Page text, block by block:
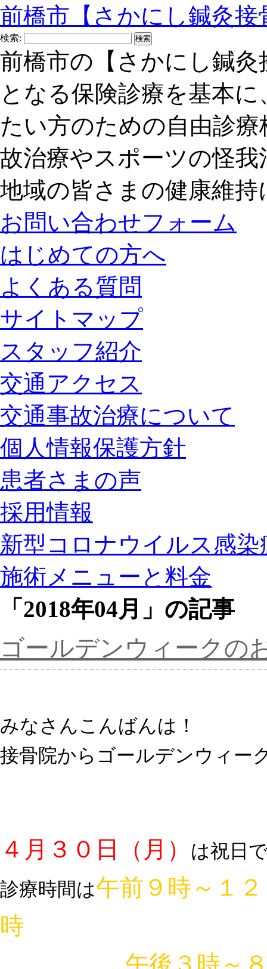
前橋市【さかにし鍼灸接
検索:
前橋市の【さかにし鍼
となる保険診療を基本
たい方のための自由診
故治療やスポーツの怪
地域の皆さまの健康維
お問い合わせフォーム
はじめての方へ
よくある質問
サイトマップ
スタッフ紹介
交通アクセス
交通事故治療について
個人情報保護方針
患者さまの声
採用情報
新型コロナウイルス感
施術メニューと料金
「2018年04月」の記事
ゴールデンウィークの
みなさんこんばんは！
接骨院からゴールデンウィー
４月３０日（月）
は祝日
診療時間は午前９時～１２